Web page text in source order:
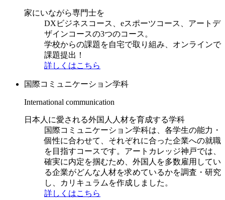
家にいながら専門士を
DXビジネスコース、eスポーツコース、アートデ
ザインコースの3つのコース。
学校からの課題を自宅で取り組み、オンラインで
課題提出！
詳しくはこちら
国際コミュニケーション学科
International communication
日本人に愛される外国人人材を育成する学科
国際コミュニケーション学科は、各学生の能力・
個性に合わせて、それぞれに合った企業への就職
を目指すコースです。アートカレッジ神戸では、
確実に内定を掴むため、外国人を多数雇用してい
る企業がどんな人材を求めているかを調査・研究
し、カリキュラムを作成しました。
詳しくはこちら